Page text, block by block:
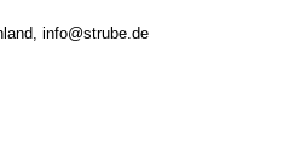
info@strube.de